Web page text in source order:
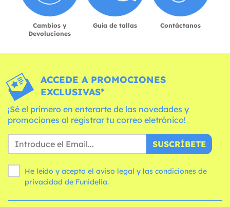
Cambios y
Devoluciones
Guía de tallas Contáctanos
ACCEDE A PROMOCIONES
EXCLUSIVAS*
¡Sé el primero en enterarte de las novedades y
promociones al registrar tu correo eletrónico!
SUSCRÍBETE
He leído y acepto el aviso legal y las condiciones
privacidad de Funidelia.